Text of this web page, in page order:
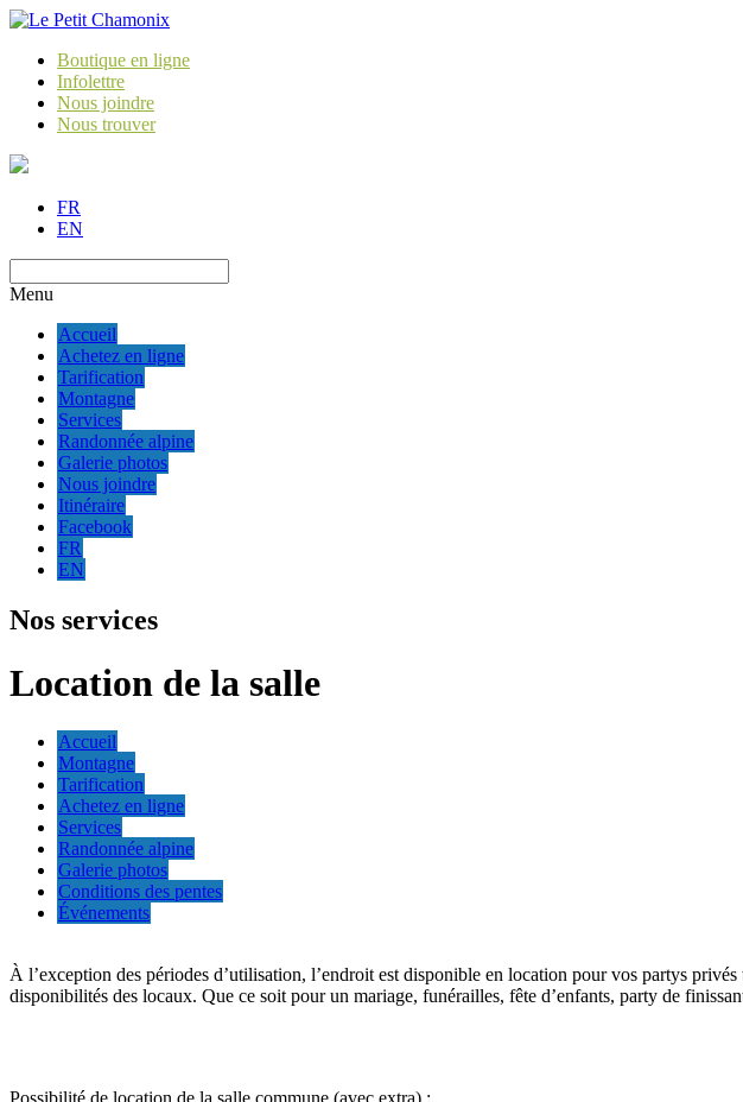
Boutique en ligne
Infolettre
Nous joindre
Nous trouver
FR
EN
Menu
Accueil
Achetez en ligne
Tarification
Montagne
Services
Randonnée alpine
Galerie photos
Nous joindre
Itinéraire
Facebook
FR
EN
Nos services
Location de la salle
Accueil
Montagne
Tarification
Achetez en ligne
Services
Randonnée alpine
Galerie photos
Conditions des pentes
Événements
À l’exception des périodes d’utilisation, l’endroit est disponible en location pour vos partys
disponibilités des locaux. Que ce soit pour un mariage, funérailles, fête d’enfants, party de
Possibilité de location de la salle commune (avec extra) :